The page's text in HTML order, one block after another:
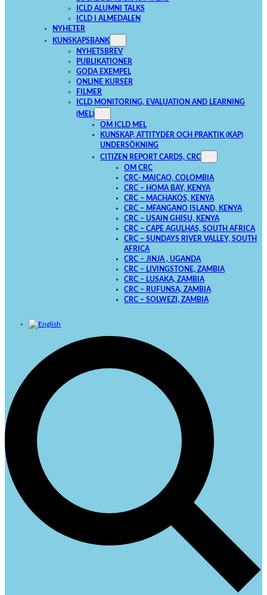
ICLD ALUMNI TALKS
ICLD I ALMEDALEN
NYHETER
KUNSKAPSBANK
NYHETSBREV
PUBLIKATIONER
GODA EXEMPEL
ONLINE KURSER
FILMER
ICLD MONITORING, EVALUATION AND LEARNING
(MEL)
OM ICLD MEL
KUNSKAP, ATTITYDER OCH PRAKTIK (KAP)
UNDERSÖKNING
CITIZEN REPORT CARDS, CRC
OM CRC
CRC- MAICAO, COLOMBIA
CRC – HOMA BAY, KENYA
CRC – MACHAKOS, KENYA
CRC – MFANGANO ISLAND, KENYA
CRC – USAIN GHISU, KENYA
CRC – CAPE AGULHAS, SOUTH AFRICA
CRC – SUNDAYS RIVER VALLEY, SOUTH
AFRICA
CRC – JINJA , UGANDA
CRC – LIVINGSTONE, ZAMBIA
CRC – LUSAKA, ZAMBIA
CRC – RUFUNSA, ZAMBIA
CRC – SOLWEZI, ZAMBIA